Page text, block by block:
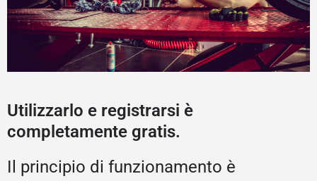
Utilizzarlo e registrarsi è
completamente gratis.
Il principio di funzionamento è